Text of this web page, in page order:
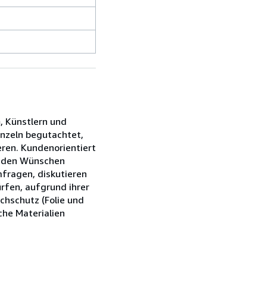
Künstlern und
begutachtet,
Kundenorientiert
Wünschen
diskutieren
aufgrund ihrer
(Folie und
Materialien